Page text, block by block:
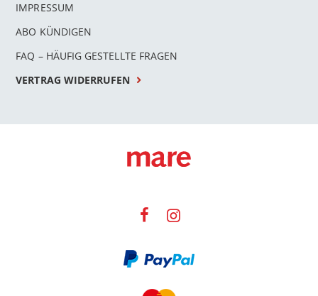
IMPRESSUM
ABO KÜNDIGEN
FAQ – HÄUFIG GESTELLTE FRAGEN
VERTRAG WIDERRUFEN